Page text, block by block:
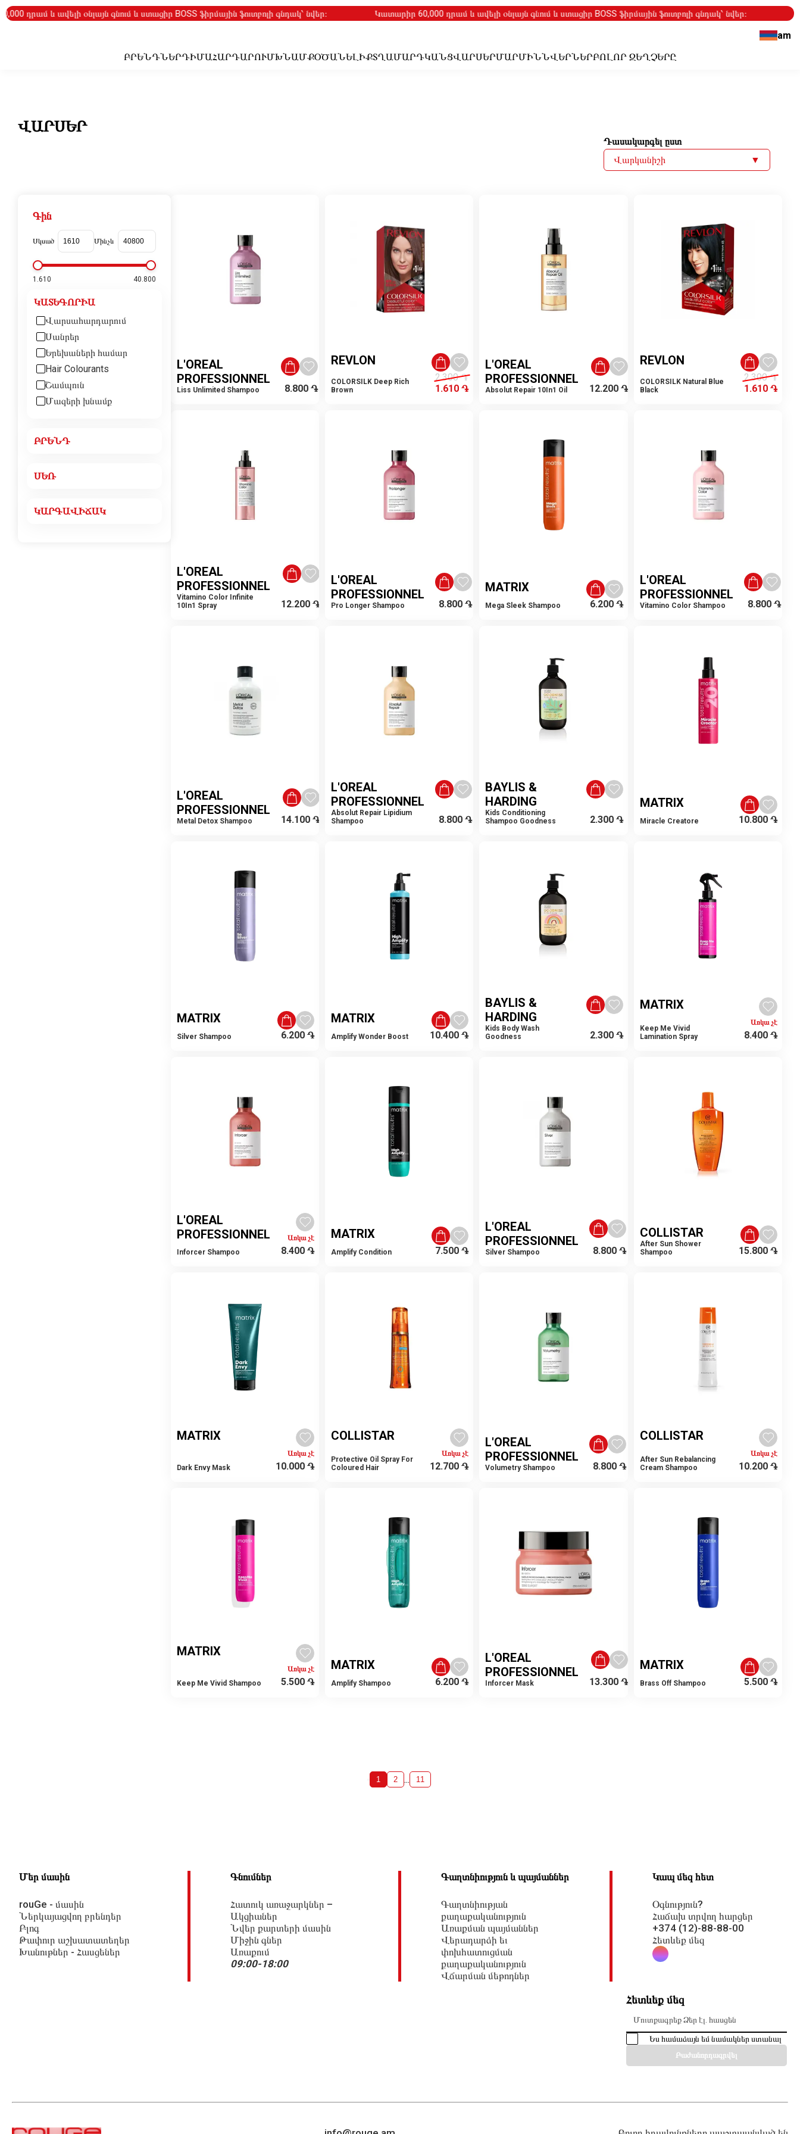
դրամ և ավելի օնլայն գնում և ստացիր BOSS ֆիրմային ֆուտբոլի գնդակ՝ նվեր։ Կատարիր 60,000 դրամ և ավելի օնլայն գնում և ստացիր BOSS ֆիրմային ֆուտբոլի գնդակ՝ նվեր։
am
ԲՐԵՆԴՆԵՐԴԻՄԱՀԱՐԴԱՐՈՒՄԽՆԱՄՔՕԾԱՆԵԼԻՔՏՂԱՄԱՐԴԿԱՆՑՎԱՐՍԵՐՄԱՐՄԻՆՆՎԵՐՆԵՐԲՈԼՈՐ ԶԵՂՉԵՐԸ
ՎԱՐՍԵՐ
Դասակարգել ըստ
Վարկանիշի
▼
Գին
Սկսած Մինչև
1.610 40.800
ԿԱՏԵԳՈՐԻԱ
Վարսահարդարում
Սանրեր
Երեխաների համար
Hair Colourants
Շամպուն
Մազերի խնամք
ԲՐԵՆԴ
ՍԵՌ
ԿԱՐԳԱՎԻՃԱԿ
L'OREAL
PROFESSIONNEL
Liss Unlimited Shampoo 8.800֏
REVLON
COLORSILK Deep Rich
Brown
2.300֏
1.610 ֏
L'OREAL
PROFESSIONNEL
Absolut Repair 10In1 Oil 12.200 ֏
REVLON
COLORSILK Natural Blue
Black
2.300֏
1.610֏
L'OREAL
PROFESSIONNEL
Vitamino Color Infinite
10In1 Spray
12.200֏
L'OREAL
PROFESSIONNEL
Pro Longer Shampoo 8.800 ֏
MATRIX
Mega Sleek Shampoo 6.200֏
L'OREAL
PROFESSIONNEL
Vitamino Color Shampoo 8.800֏
L'OREAL
PROFESSIONNEL
Metal Detox Shampoo 14.100֏
L'OREAL
PROFESSIONNEL
Absolut Repair Lipidium
Shampoo
8.800 ֏
BAYLIS &
HARDING
Kids Conditioning
Shampoo Goodness
2.300֏
MATRIX
Miracle Creatore 10.800֏
MATRIX
Silver Shampoo 6.200 ֏
MATRIX
Amplify Wonder Boost 10.400 ֏
BAYLIS &
HARDING
Kids Body Wash
Goodness
2.300֏
MATRIX
Keep Me Vivid
Lamination Spray
Առկա չէ
8.400֏
L'OREAL
PROFESSIONNEL
Inforcer Shampoo
Առկա չէ
8.400 ֏
MATRIX
Amplify Condition 7.500 ֏
L'OREAL
PROFESSIONNEL
Silver Shampoo 8.800 ֏
COLLISTAR
After Sun Shower
Shampoo
15.800֏
MATRIX
Dark Envy Mask
Առկա չէ
10.000 ֏
COLLISTAR
Protective Oil Spray For
Coloured Hair
Առկա չէ
12.700 ֏
L'OREAL
PROFESSIONNEL
Volumetry Shampoo 8.800 ֏
COLLISTAR
After Sun Rebalancing
Cream Shampoo
Առկա չէ
10.200֏
MATRIX
Keep Me Vivid Shampoo
Առկա չէ
5.500 ֏
MATRIX
Amplify Shampoo 6.200 ֏
L'OREAL
PROFESSIONNEL
Inforcer Mask 13.300 ֏
MATRIX
Brass Off Shampoo 5.500֏
1 2 ... 11
Մեր մասին
rouGe - մասին
Ներկայացվող բրենդեր
Բլոգ
Թափուր աշխատատեղեր
Խանութներ - Հասցեներ
Գնումներ
Հատուկ առաջարկներ –
Ակցիաներ
Նվեր քարտերի մասին
Միջին գներ
Առաքում
09:00-18:00
Գաղտնիություն և պայմաններ
Գաղտնիության
քաղաքականություն
Առաքման պայմաններ
Վերադարձի եւ
փոխհատուցման
քաղաքականություն
Վճարման մեթոդներ
Կապ մեզ հետ
Օգնություն?
Հաճախ տրվող հարցեր
+374 (12)-88-88-00
Հետևեք մեզ
Հետևեք մեզ
Մուտքագրեք Ձեր էլ. հասցեն
Ես համաձայն եմ նամակներ ստանալ
Բաժանորդագրվել